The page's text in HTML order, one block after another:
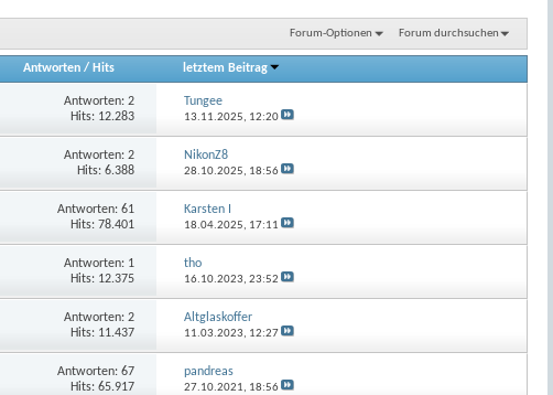
Forum-Optionen Forum durchsuchen
Antworten / Hits letztem Beitrag
Antworten: 2
Hits: 12.283
Tungee
13.11.2025, 12:20
Antworten: 2
Hits: 6.388
NikonZ8
28.10.2025, 18:56
Antworten: 61
Hits: 78.401
Karsten I
18.04.2025, 17:11
Antworten: 1
Hits: 12.375
tho
16.10.2023,23:52
Antworten: 2
Hits: 11.437
Altglaskoffer
11.03.2023, 12:27
Antworten: 67
Hits: 65.917
pandreas
27.10.2021, 18:56